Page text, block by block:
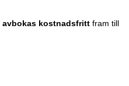
avbokas kostnadsfrittfram till